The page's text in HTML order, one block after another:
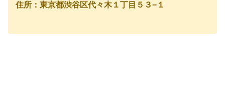
住所：東京都渋谷区代々木１丁目５３−１